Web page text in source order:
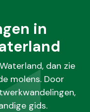
in
dan zie
molens. Door
gids.